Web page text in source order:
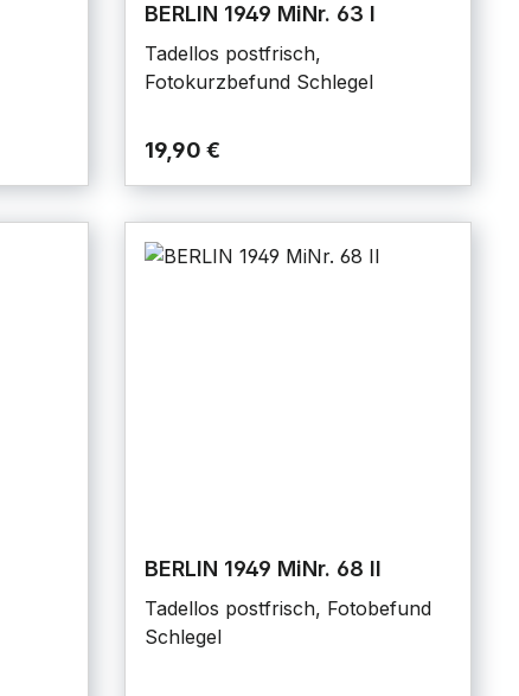
BERLIN 1949 MiNr. 63 I
Tadellos postfrisch,
Fotokurzbefund Schlegel
19,90 €
BERLIN 1949 MiNr. 68 II
Tadellos postfrisch, Fotobefund
Schlegel